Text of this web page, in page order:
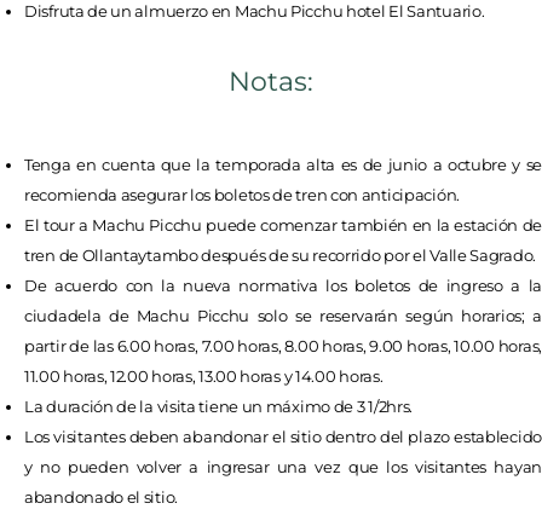
Disfruta de un almuerzo en Machu Picchu hotel El Santuario.
Notas:
Tenga en cuenta que la temporada alta es de junio a octubre y se
recomienda asegurar los boletos de tren con anticipación.
El tour a Machu Picchu puede comenzar también en la estación de
tren de Ollantaytambo después de su recorrido por el Valle Sagrado.
De acuerdo con la nueva normativa los boletos de ingreso a la
ciudadela de Machu Picchu solo se reservarán según horarios; a
partir de las 6.00 horas, 7.00 horas, 8.00 horas, 9.00 horas, 10.00 horas,
11.00 horas, 12.00 horas, 13.00 horas y 14.00 horas.
La duración de la visita tiene un máximo de 3 1/2hrs.
Los visitantes deben abandonar el sitio dentro del plazo establecido
y no pueden volver a ingresar una vez que los visitantes hayan
abandonado el sitio.